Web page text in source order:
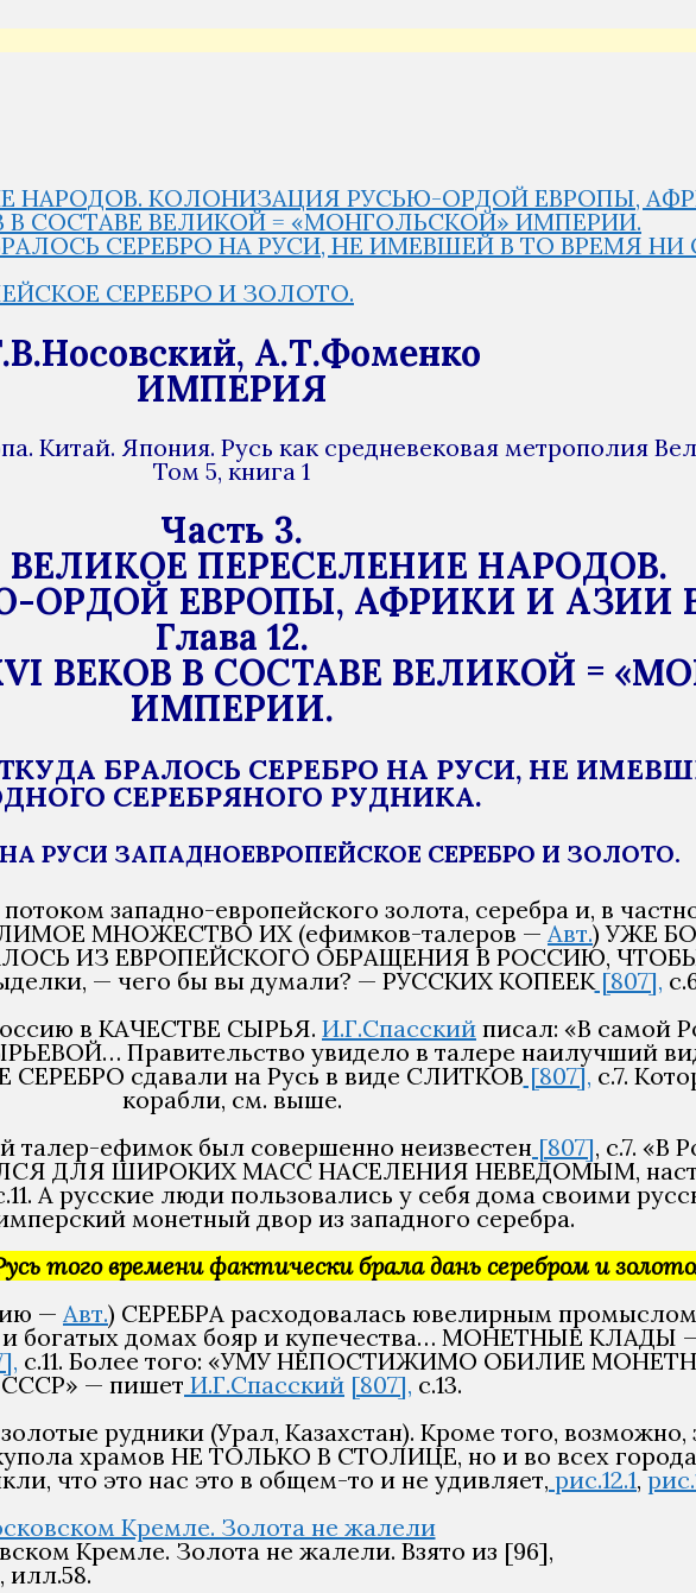
НАРОДОВ. КОЛОНИЗАЦИЯ РУСЬЮ-ОРДОЙ ЕВРОПЫ,
В СОСТАВЕ ВЕЛИКОЙ = «МОНГОЛЬСКОЙ» ИМПЕРИИ.
СЕРЕБРО НА РУСИ, НЕ ИМЕВШЕЙ В ТО ВРЕМЯ
СЕРЕБРО И ЗОЛОТО.
А.Т.Фоменко
ИМПЕРИЯ
Китай. Япония. Русь как средневековая метрополия
Том 5, книга 1
Часть 3.
ПЕРЕСЕЛЕНИЕ НАРОДОВ.
ЕВРОПЫ, АФРИКИ И АЗИИ В
Глава 12.
ВЕКОВ В СОСТАВЕ ВЕЛИКОЙ =
ИМПЕРИИ.
БРАЛОСЬ СЕРЕБРО НА РУСИ, НЕ
СЕРЕБРЯНОГО РУДНИКА.
РУСИ ЗАПАДНОЕВРОПЕЙСКОЕ СЕРЕБРО И ЗОЛОТО.
западно-европейского золота, серебра и, в
МНОЖЕСТВО ИХ (ефимков-талеров —Авт.) УЖЕ
ИЗ ЕВРОПЕЙСКОГО ОБРАЩЕНИЯ В РОССИЮ,
— чего бы вы думали? — РУССКИХ КОПЕЕК[807],
в КАЧЕСТВЕ СЫРЬЯ. И.Г.Спасский писал: «В самой
Правительство увидело в талере наилучший
СЕРЕБРО сдавали на Русь в виде СЛИТКОВ [807], с.7.
корабли, см. выше.
талер-ефимок был совершенно неизвестен [807], с.7. «В
ДЛЯ ШИРОКИХ МАСС НАСЕЛЕНИЯ НЕВЕДОМЫМ,
А русские люди пользовались у себя дома своими
монетный двор из западного серебра.
того времени фактически брала дань серебром и
— Авт.) СЕРЕБРА расходовалась ювелирным
домах бояр и купечества… МОНЕТНЫЕ КЛАДЫ —
с.11. Более того: «УМУ НЕПОСТИЖИМО ОБИЛИЕ
СССР» — пишет И.Г.Спасский [807], с.13.
рудники (Урал, Казахстан). Кроме того, возможно,
храмов НЕ ТОЛЬКО В СТОЛИЦЕ, но и во всех
что это нас это в общем-то и не удивляет, рис.12.1,
Кремле. Золота не жалели. Взято из [96],
илл.58.